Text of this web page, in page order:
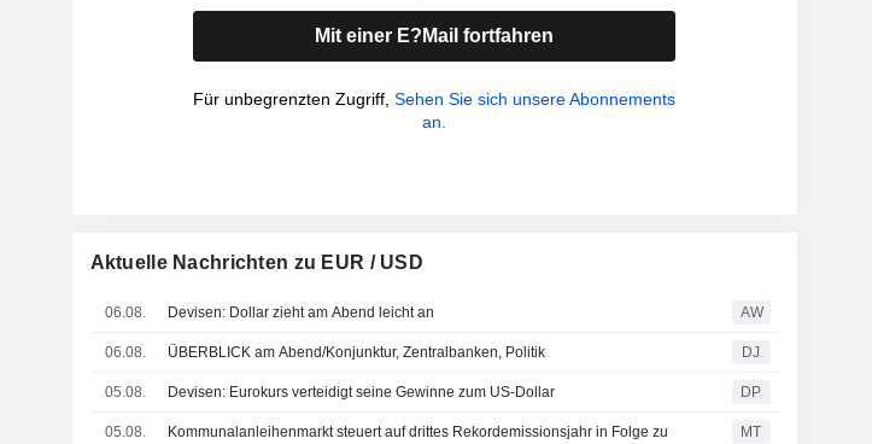
Mit einer E?Mail fortfahren
Für unbegrenzten Zugriff,Sehen Sie sich unsere Abonnements
an.
Aktuelle Nachrichten zu EUR / USD
06.08. Devisen: Dollar zieht am Abend leicht an AW
06.08. ÜBERBLICK am Abend/Konjunktur, Zentralbanken, Politik DJ
05.08. Devisen: Eurokurs verteidigt seine Gewinne zum US-Dollar DP
05.08. Kommunalanleihenmarkt steuert auf drittes Rekordemissionsjahr in Folge zu MT